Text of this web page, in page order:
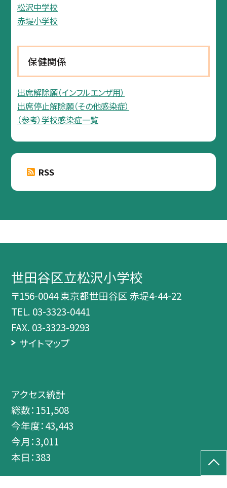
松沢中学校
赤堤小学校
保健関係
出席解除願（インフルエンザ用）
出席停止解除願（その他感染症）
（参考）学校感染症一覧
RSS
世田谷区立松沢小学校
〒156-0044 東京都世田谷区 赤堤4-44-22
TEL. 03-3323-0441
FAX. 03-3323-9293
サイトマップ
アクセス統計
総数： 151,508
今年度：43,443
今月：3,011
本日：383